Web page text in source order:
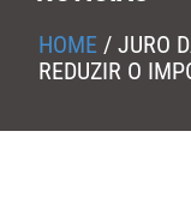
HOME / JURO
REDUZIR O